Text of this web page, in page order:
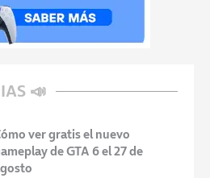
📣
ver gratis el nuevo
de GTA 6 el 27 de